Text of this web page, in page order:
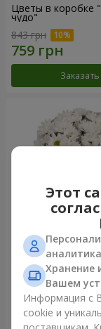
Цветы в коробке
чудо"
843 грн
Заказать
Букет "Киото" из
хризантем
999 грн
Заказать
Этот
Хранение
Вашем
Информация с
cookie и